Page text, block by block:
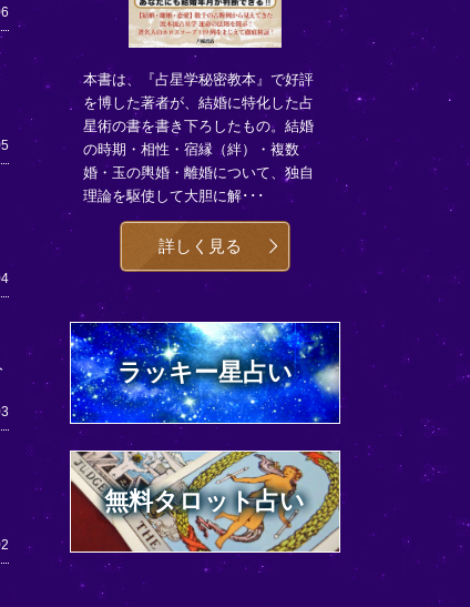
本書は、『占星学秘密教本』で好評
を博した著者が、結婚に特化した占
星術の書を書き下ろしたもの。結婚
の時期・相性・宿縁（絆）・複数
婚・玉の輿婚・離婚について、独自
理論を駆使して大胆に解･･･
詳しく見る
ラッキー星占い
無料タロット占い